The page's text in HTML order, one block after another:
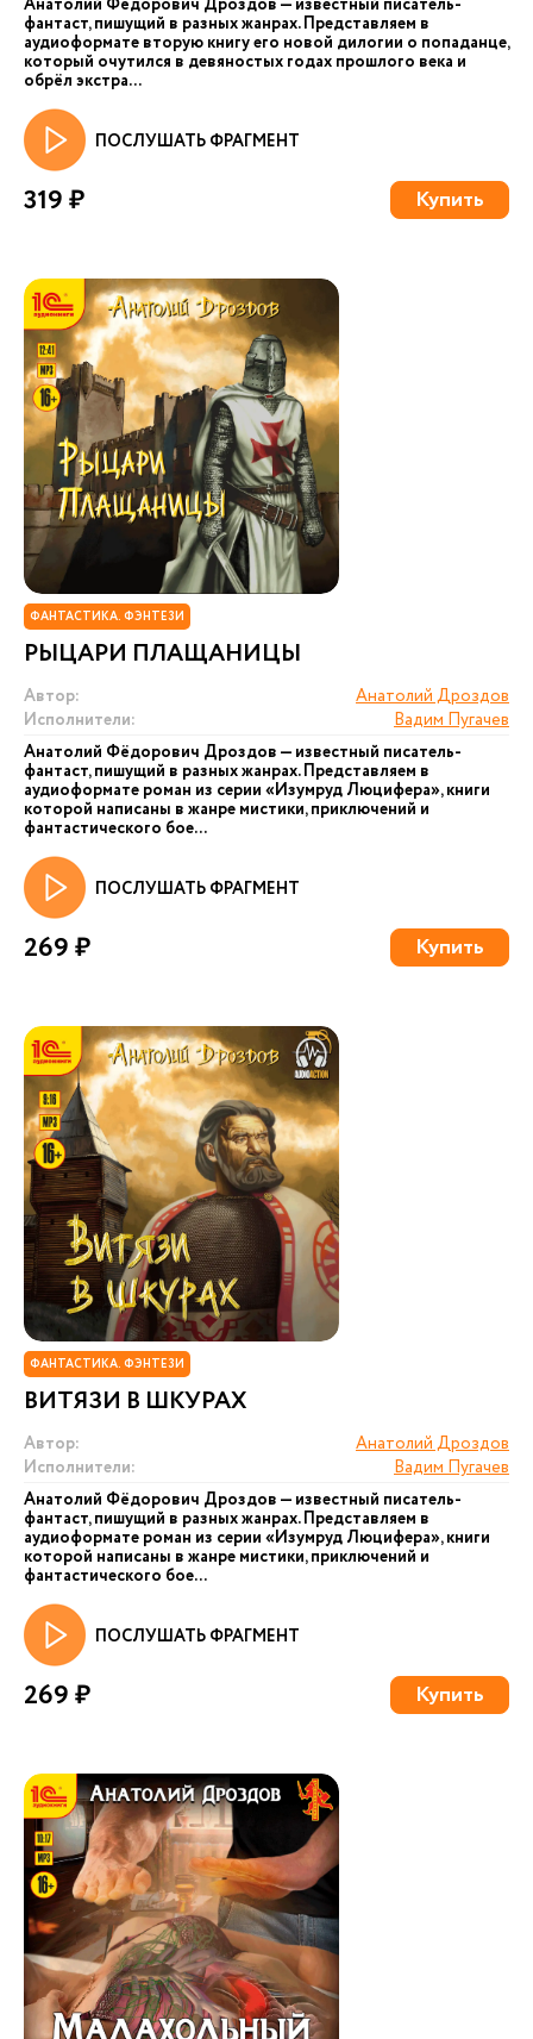
Анатолий Фёдорович Дроздов — известный писатель-
фантаст, пишущий в разных жанрах. Представляем в
аудиоформате вторую книгу его новой дилогии о попаданце,
который очутился в девяностых годах прошлого века и
обрёл экстра...
ПОСЛУШАТЬ ФРАГМЕНТ
319 ₽ Купить
ФАНТАСТИКА. ФЭНТЕЗИ
РЫЦАРИ ПЛАЩАНИЦЫ
Автор:
Анатолий Дроздов
Исполнители:
Вадим Пугачев
Анатолий Фёдорович Дроздов — известный писатель-
фантаст, пишущий в разных жанрах. Представляем в
аудиоформате роман из серии «Изумруд Люцифера», книги
которой написаны в жанре мистики, приключений и
фантастического бое...
ПОСЛУШАТЬ ФРАГМЕНТ
269 ₽ Купить
ФАНТАСТИКА. ФЭНТЕЗИ
ВИТЯЗИ В ШКУРАХ
Автор:
Анатолий Дроздов
Исполнители:
Вадим Пугачев
Анатолий Фёдорович Дроздов — известный писатель-
фантаст, пишущий в разных жанрах. Представляем в
аудиоформате роман из серии «Изумруд Люцифера», книги
которой написаны в жанре мистики, приключений и
фантастического бое...
ПОСЛУШАТЬ ФРАГМЕНТ
269 ₽ Купить